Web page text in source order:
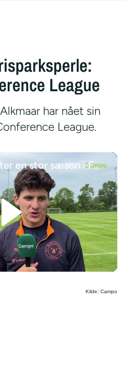
League
har nået sin
League.
Mikel Gogorza jagter en stor sæson i FCM
Kilde: Campo